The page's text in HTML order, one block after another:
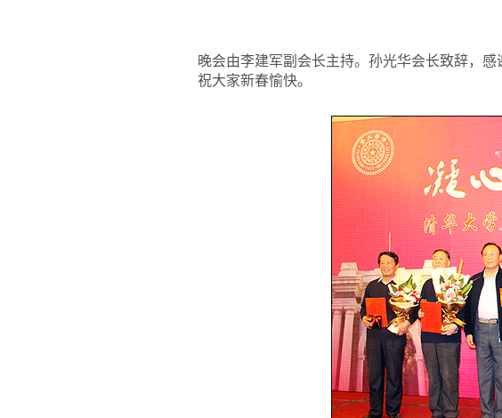
晚会由李建军副会长主持。孙光华会长致辞，
祝大家新春愉快。